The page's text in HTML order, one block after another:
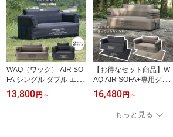
WAQ（ワック） AIR SO
FA シングル ダブル エア
ソファ 電動ポンプ内蔵
ダブルソファー シングル
13,800 円 ～
【お得なセット商品】W
AQ AIR SOFA+専用グラ
ンドシートセット シング
ル ダブル 電動ポンプ内
蔵 ダブルソファー シン
グルソファー ソファ ア
16,480 円 ～
もっと見る